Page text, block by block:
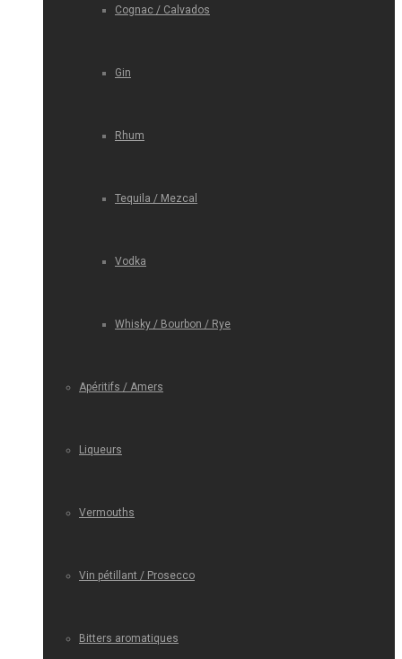
Cognac / Calvados
Gin
Rhum
Tequila / Mezcal
Vodka
Whisky / Bourbon / Rye
Apéritifs / Amers
Liqueurs
Vermouths
Vin pétillant / Prosecco
Bitters aromatiques